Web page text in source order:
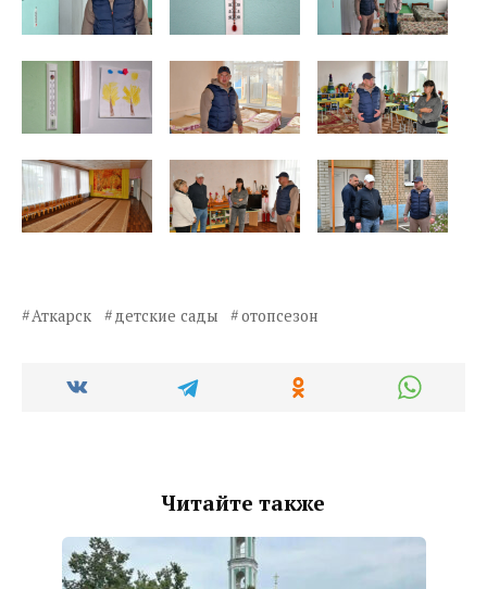
Аткарск детские сады отопсезон
Читайте также